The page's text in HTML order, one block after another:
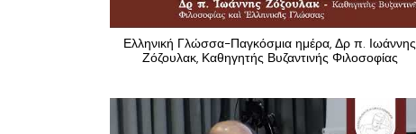
Ελληνική Γλώσσα-Παγκόσμια ημέρα, Δρ π. Ιωάννης
Ζόζουλακ, Καθηγητής Βυζαντινής Φιλοσοφίας